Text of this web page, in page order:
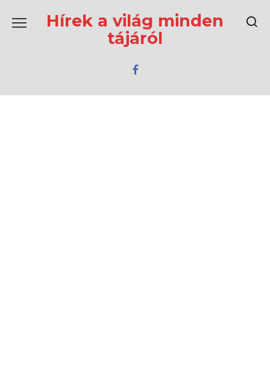
содержаниюHírek a világ minden
tájáról